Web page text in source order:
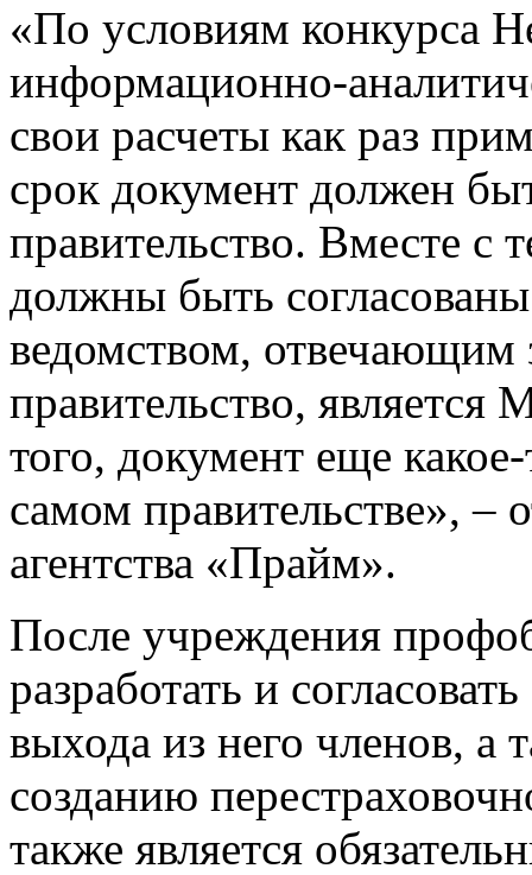
«По условиям конкурса
информационно-
свои расчеты как раз
срок документ должен
правительство. Вместе с
должны быть
ведомством, отвечающим
правительство,
того, документ еще
самом правительстве», –
агентства «Прайм».
После учреждения
разработать и
выхода из него членов, а
созданию
также является